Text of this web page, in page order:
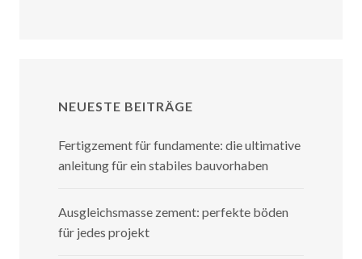
NEUESTE BEITRÄGE
Fertigzement für fundamente: die ultimative
anleitung für ein stabiles bauvorhaben
Ausgleichsmasse zement: perfekte böden
für jedes projekt